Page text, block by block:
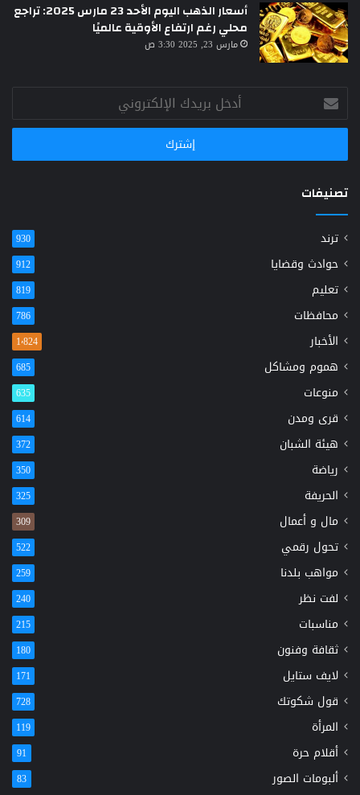
أسعار الذهب اليوم الأحد 23 مارس 2025: تراجع
محلي رغم ارتفاع الأوقية عالميًا
مارس 23, 2025 3:30 ص
أدخل
بريدك
الإلكتروني
تصنيفات
ترند 930
حوادث وقضايا 912
تعليم 819
محافظات 786
الأخبار 1٬824
هموم ومشاكل 685
منوعات 635
قرى ومدن 614
هيئة الشبان 372
رياضة 350
الحريفة 325
مال و أعمال 309
تحول رقمي 522
مواهب بلدنا 259
لفت نظر 240
مناسبات 215
ثقافة وفنون 180
لايف ستايل 171
قول شكوتك 728
المرأة 119
أقلام حرة 91
ألبومات الصور 83